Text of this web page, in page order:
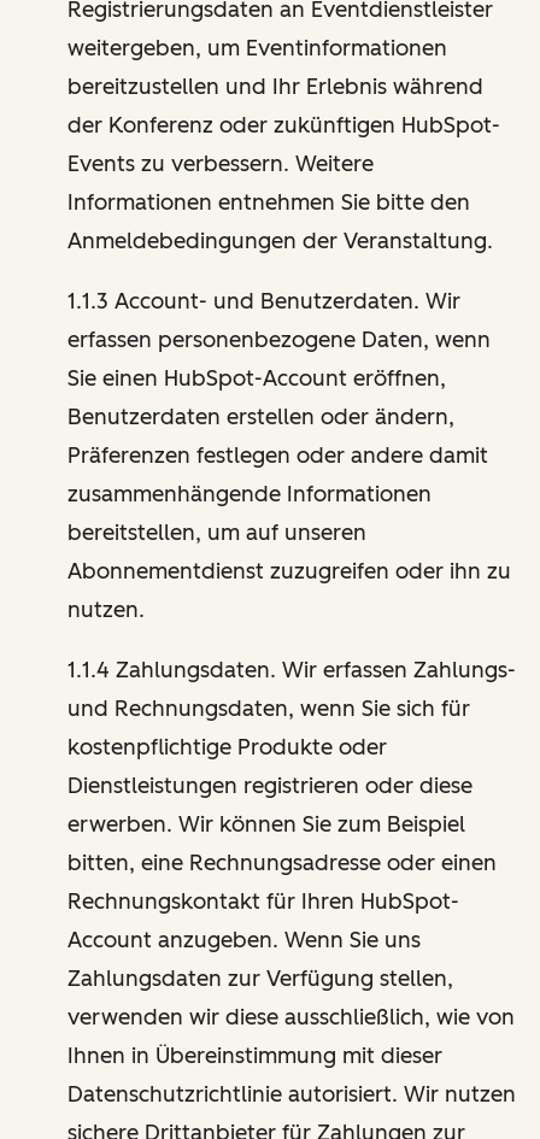
Registrierungsdaten an Eventdienstleister
weitergeben, um Eventinformationen
bereitzustellen und Ihr Erlebnis während
der Konferenz oder zukünftigen HubSpot-
Events zu verbessern. Weitere
Informationen entnehmen Sie bitte den
Anmeldebedingungen der Veranstaltung.
1.1.3 Account- und Benutzerdaten. Wir
erfassen personenbezogene Daten, wenn
Sie einen HubSpot-Account eröffnen,
Benutzerdaten erstellen oder ändern,
Präferenzen festlegen oder andere damit
zusammenhängende Informationen
bereitstellen, um auf unseren
Abonnementdienst zuzugreifen oder ihn zu
nutzen.
1.1.4 Zahlungsdaten. Wir erfassen Zahlungs-
und Rechnungsdaten, wenn Sie sich für
kostenpflichtige Produkte oder
Dienstleistungen registrieren oder diese
erwerben. Wir können Sie zum Beispiel
bitten, eine Rechnungsadresse oder einen
Rechnungskontakt für Ihren HubSpot-
Account anzugeben. Wenn Sie uns
Zahlungsdaten zur Verfügung stellen,
verwenden wir diese ausschließlich, wie von
Ihnen in Übereinstimmung mit dieser
Datenschutzrichtlinie autorisiert. Wir nutzen
sichere Drittanbieter für Zahlungen zur